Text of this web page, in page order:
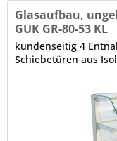
Glasaufbau,
GUK GR-80-53 KL
kundenseitig 4
Schiebetüren aus